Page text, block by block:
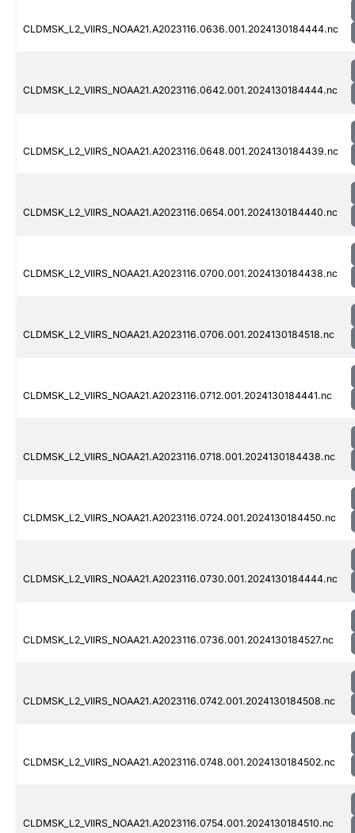
CLDMSK_L2_VIIRS_NOAA21.A2023116.0636.001.2024130184444.nc
CLDMSK_L2_VIIRS_NOAA21.A2023116.0642.001.2024130184444.nc
CLDMSK_L2_VIIRS_NOAA21.A2023116.0648.001.2024130184439.nc
CLDMSK_L2_VIIRS_NOAA21.A2023116.0654.001.2024130184440.nc
CLDMSK_L2_VIIRS_NOAA21.A2023116.0700.001.2024130184438.nc
CLDMSK_L2_VIIRS_NOAA21.A2023116.0706.001.2024130184518.nc
CLDMSK_L2_VIIRS_NOAA21.A2023116.0712.001.2024130184441.nc
CLDMSK_L2_VIIRS_NOAA21.A2023116.0718.001.2024130184438.nc
CLDMSK_L2_VIIRS_NOAA21.A2023116.0724.001.2024130184450.nc
CLDMSK_L2_VIIRS_NOAA21.A2023116.0730.001.2024130184444.nc
CLDMSK_L2_VIIRS_NOAA21.A2023116.0736.001.2024130184527.nc
CLDMSK_L2_VIIRS_NOAA21.A2023116.0742.001.2024130184508.nc
CLDMSK_L2_VIIRS_NOAA21.A2023116.0748.001.2024130184502.nc
CLDMSK_L2_VIIRS_NOAA21.A2023116.0754.001.2024130184510.nc